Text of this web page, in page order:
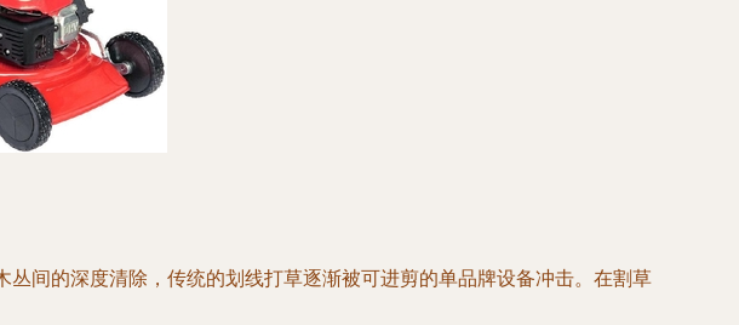
间的深度清除，传统的划线打草逐渐被可进剪的单品牌设备冲击。在割草